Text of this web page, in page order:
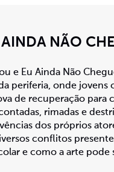
NÃO
e Eu Ainda Não
periferia, onde jovens
de recuperação para
rimadas e
dos próprios
conflitos
e como a arte pode